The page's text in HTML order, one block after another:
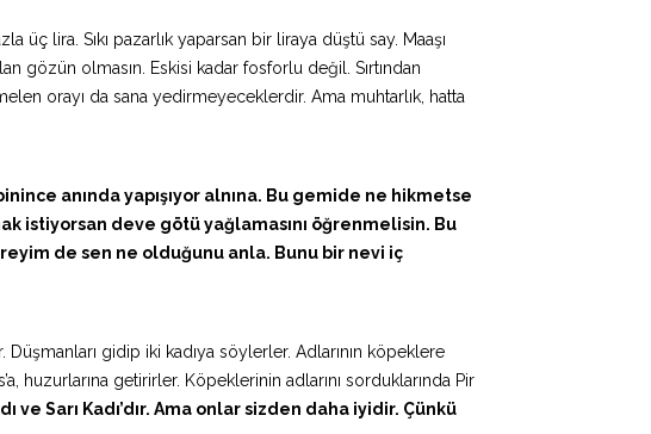
lira. Sıkı pazarlık yaparsan bir liraya düştü say. Maaşı
gözün olmasın. Eskisi kadar fosforlu değil. Sırtından
orayı da sana yedirmeyeceklerdir. Ama muhtarlık, hatta
anında yapışıyor alnına. Bu gemide ne hikmetse
istiyorsan deve götü yağlamasını öğrenmelisin. Bu
de sen ne olduğunu anla. Bunu bir nevi iç
Düşmanları gidip iki kadıya söylerler. Adlarının köpeklere
huzurlarına getirirler. Köpeklerinin adlarını sorduklarında Pir
ve Sarı Kadı’dır. Ama onlar sizden daha iyidir. Çünkü